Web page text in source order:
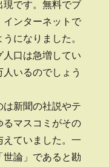
現です。無料でブ
インターネットで
になりました。
口は急増してい
いるのでしょう
新聞の社説やテ
るマスコミがその
ていました。一
論」であると勘